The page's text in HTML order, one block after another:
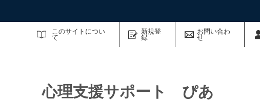
このサイトについ
て
新規登
録
お問い合わ
せ
サイト内検索
心理支援サポート ぴあ